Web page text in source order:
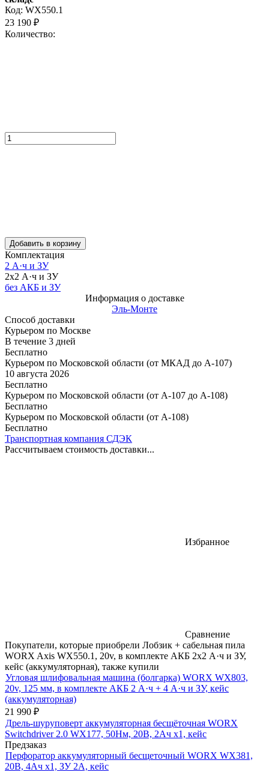
Код: WX550.1
23 190 ₽
Количество:
Добавить в корзину
Комплектация
2 А·ч и ЗУ
2x2 А·ч и ЗУ
без АКБ и ЗУ
Информация о доставке
Эль-Монте
Способ доставки
Курьером по Москве
В течение 3 дней
Бесплатно
Курьером по Московской области (от МКАД до А-107)
10 августа 2026
Бесплатно
Курьером по Московской области (от А-107 до А-108)
Бесплатно
Курьером по Московской области (от А-108)
Бесплатно
Транспортная компания СДЭК
Рассчитываем стоимость доставки...
Избранное
Сравнение
Покупатели, которые приобрели Лобзик + сабельная пила
WORX Axis WX550.1, 20v, в комплекте АКБ 2x2 А·ч и ЗУ,
кейс (аккумуляторная), также купили
Угловая шлифовальная машина (болгарка) WORX WX803,
20v, 125 мм, в комплекте АКБ 2 А·ч + 4 А·ч и ЗУ, кейс
(аккумуляторная)
21 990 ₽
Дрель-шуруповерт аккумуляторная бесщёточная WORX
Switchdriver 2.0 WX177, 50Нм, 20В, 2Ач x1, кейс
Предзаказ
Перфоратор аккумуляторный бесщеточный WORX WX381,
20В, 4Ач x1, ЗУ 2А, кейс